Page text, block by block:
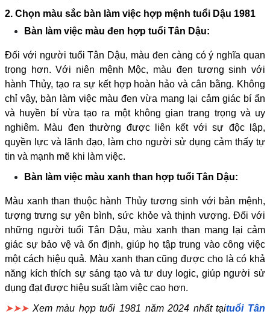
2. Chọn màu sắc bàn làm việc hợp mệnh tuổi Dậu 1981
Bàn làm việc màu đen hợp tuổi Tân Dậu:
Đối với người tuổi Tân Dậu, màu đen càng có ý nghĩa quan
trọng hơn. Với niên mệnh Mộc, màu đen tương sinh với
hành Thủy, tạo ra sự kết hợp hoàn hảo và cân bằng. Không
chỉ vậy, bàn làm việc màu đen vừa mang lại cảm giác bí ẩn
và huyền bí vừa tạo ra một không gian trang trọng và uy
nghiêm. Màu đen thường được liên kết với sự độc lập,
quyền lực và lãnh đạo, làm cho người sử dụng cảm thấy tự
tin và mạnh mẽ khi làm việc.
Bàn làm việc màu xanh than hợp tuổi Tân Dậu:
Màu xanh than thuộc hành Thủy tương sinh với bản mệnh,
tượng trưng sự yên bình, sức khỏe và thịnh vượng. Đối với
những người tuổi Tân Dậu, màu xanh than mang lại cảm
giác sự bảo vệ và ổn định, giúp họ tập trung vào công việc
một cách hiệu quả. Màu xanh than cũng được cho là có khả
năng kích thích sự sáng tạo và tư duy logic, giúp người sử
dụng đạt được hiệu suất làm việc cao hơn.
➤➤➤Xem màu hợp tuổi 1981 năm 2024 nhất tạituổi Tân